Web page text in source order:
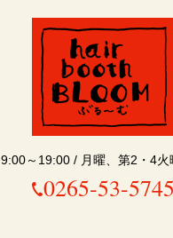
9:00～19:00 / 月曜、第2・4火
0265-53-5745